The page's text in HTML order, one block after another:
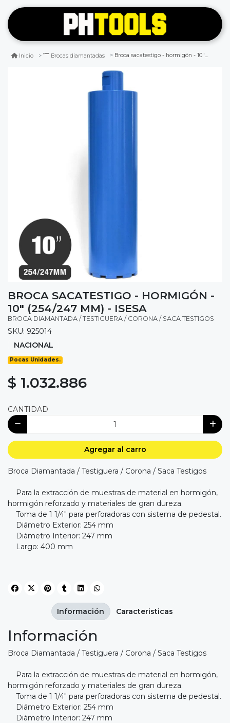
Inicio Brocas diamantadas Broca sacatestigo - hormigón - 10" (254/247 mm) - isesa
BROCA SACATESTIGO - HORMIGÓN -
10" (254/247 MM) - ISESA
BROCA DIAMANTADA / TESTIGUERA / CORONA / SACA TESTIGOS
SKU: 925014
NACIONAL
Pocas Unidades.
$ 1.032.886
CANTIDAD
Agregar al carro
Broca Diamantada / Testiguera / Corona / Saca Testigos
Para la extracción de muestras de material en hormigón,
hormigón reforzado y materiales de gran dureza.
Toma de 1 1/4" para perforadoras con sistema de pedestal.
Diámetro Exterior: 254 mm
Diámetro Interior: 247 mm
Largo: 400 mm
Información
Broca Diamantada / Testiguera / Corona / Saca Testigos
Para la extracción de muestras de material en hormigón,
hormigón reforzado y materiales de gran dureza.
Toma de 1 1/4" para perforadoras con sistema de pedestal.
Diámetro Exterior: 254 mm
Diámetro Interior: 247 mm
Información Caracteristicas